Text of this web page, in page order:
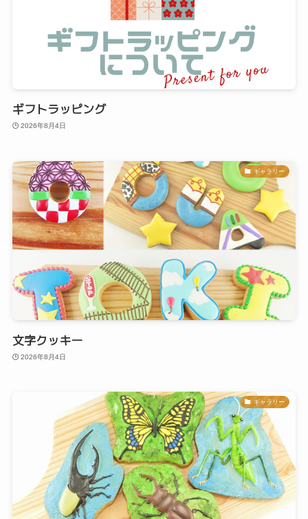
ギフトラッピング
2026年8月4日
ギャラリー
文字クッキー
2026年8月4日
ギャラリー